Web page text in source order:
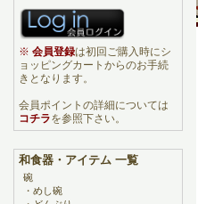
※ 会員登録は初回ご購入時にシ
ョッピングカートからのお手続
きとなります。
会員ポイントの詳細については
コチラを参照下さい。
和食器・アイテム 一覧
碗
・ めし碗